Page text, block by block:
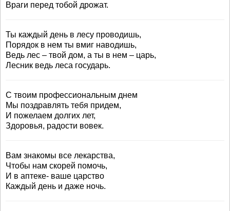
Враги перед тобой дрожат.
Ты каждый день в лесу проводишь,
Порядок в нем ты вмиг наводишь,
Ведь лес – твой дом, а ты в нем – царь,
Лесник ведь леса государь.
С твоим профессиональным днем
Мы поздравлять тебя придем,
И пожелаем долгих лет,
Здоровья, радости вовек.
Вам знакомы все лекарства,
Чтобы нам скорей помочь,
И в аптеке- ваше царство
Каждый день и даже ночь.